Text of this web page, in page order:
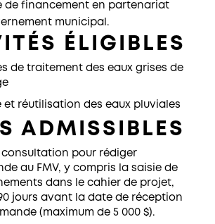
de financement en partenariat
municipal.
ÉLIGIBLES
de traitement des eaux grises de
et réutilisation des eaux pluviales
ADMISSIBLES
consultation pour rédiger
au FMV, y compris la saisie de
dans le cahier de projet,
90 jours avant la date de réception
(maximum de 5 000 $).